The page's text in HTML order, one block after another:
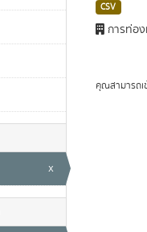
x
CSV
การท่อง
คุณสามารถ